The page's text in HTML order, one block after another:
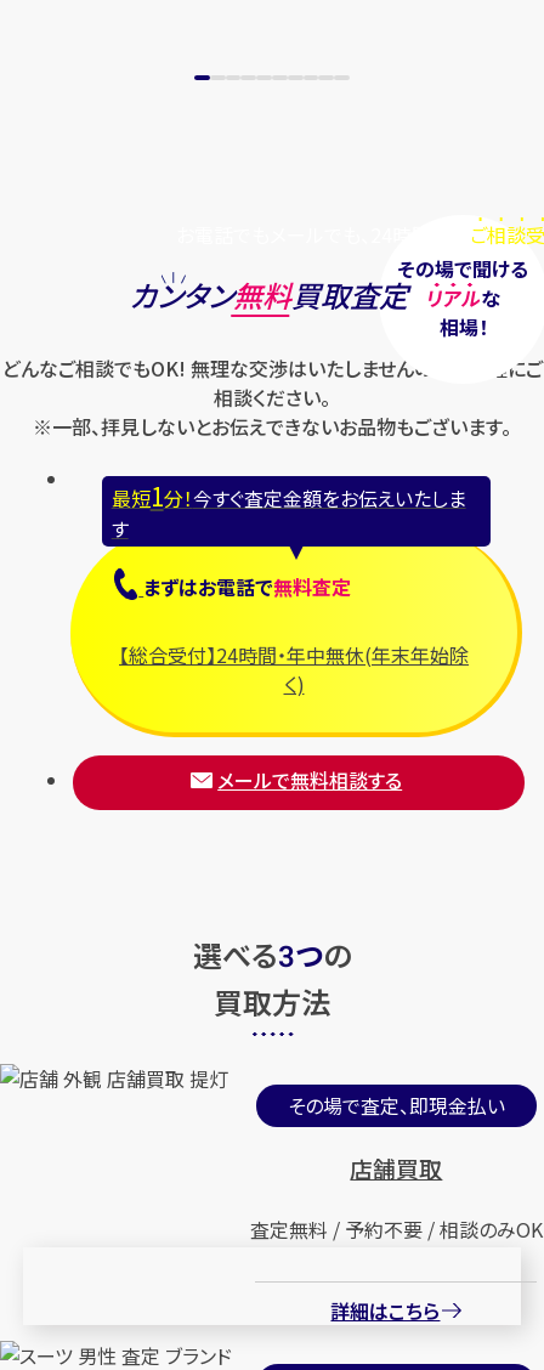
ご相談
その場で聞ける
リアルな
相場！
カンタン無料買取査定
どんなご相談でもOK! 無理な交渉はいたしませんのでお気軽にご
相談ください。
※一部、拝見しないとお伝えできないお品物もございます。
最短1分！今すぐ査定金額をお伝えいたしま
す
まずはお電話で無料査定
【総合受付】24時間・年中無休(年末年始除
く)
メールで無料相談する
選べる3つの
買取方法
その場で査定、即現金払い
店舗買取
査定無料 / 予約不要 / 相談のみOK
詳細はこちら